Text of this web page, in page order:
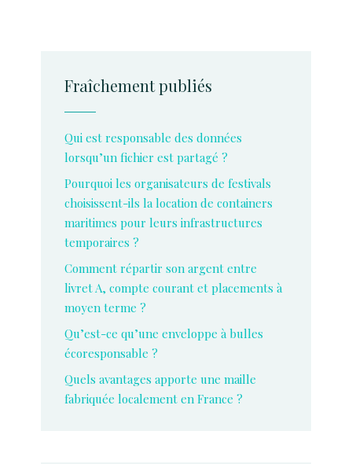
Fraîchement publiés
Qui est responsable des données
lorsqu’un fichier est partagé ?
Pourquoi les organisateurs de festivals
choisissent-ils la location de containers
maritimes pour leurs infrastructures
temporaires ?
Comment répartir son argent entre
livret A, compte courant et placements à
moyen terme ?
Qu’est-ce qu’une enveloppe à bulles
écoresponsable ?
Quels avantages apporte une maille
fabriquée localement en France ?